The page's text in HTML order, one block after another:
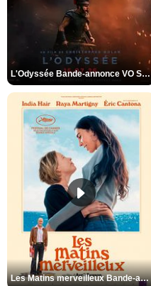
L'Odyssée Bande-annonce VO STFR
Les Matins merveilleux Bande-annonce VF